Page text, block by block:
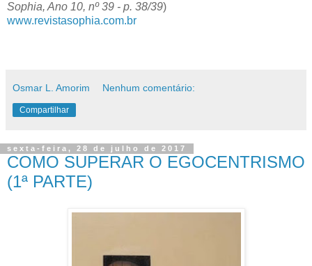
Sophia, Ano 10, nº 39 - p. 38/39)
www.revistasophia.com.br
Osmar L. Amorim Nenhum comentário:
Compartilhar
sexta-feira, 28 de julho de 2017
COMO SUPERAR O EGOCENTRISMO
(1ª PARTE)